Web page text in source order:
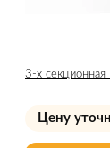
3-х
Цену